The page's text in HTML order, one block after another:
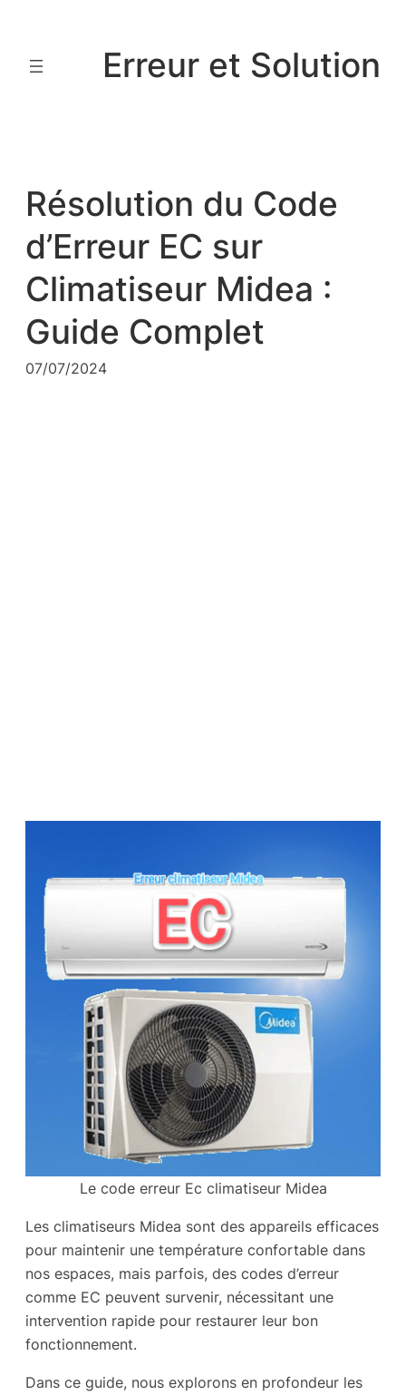
contenu
Erreur et Solution
Résolution du Code
d’Erreur EC sur
Climatiseur Midea :
Guide Complet
07/07/2024
Le code erreur Ec climatiseur Midea
Les climatiseurs Midea sont des appareils efficaces
pour maintenir une température confortable dans
nos espaces, mais parfois, des codes d’erreur
comme EC peuvent survenir, nécessitant une
intervention rapide pour restaurer leur bon
fonctionnement.
Dans ce guide, nous explorons en profondeur les